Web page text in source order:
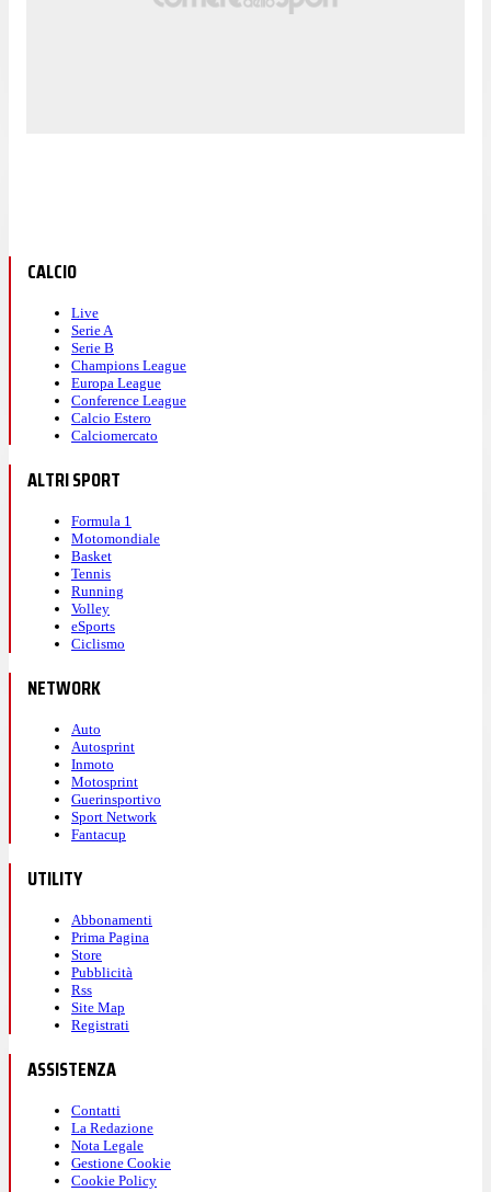
CALCIO
Live
Serie A
Serie B
Champions League
Europa League
Conference League
Calcio Estero
Calciomercato
ALTRI SPORT
Formula 1
Motomondiale
Basket
Tennis
Running
Volley
eSports
Ciclismo
NETWORK
Auto
Autosprint
Inmoto
Motosprint
Guerinsportivo
Sport Network
Fantacup
UTILITY
Abbonamenti
Prima Pagina
Store
Pubblicità
Rss
Site Map
Registrati
ASSISTENZA
Contatti
La Redazione
Nota Legale
Gestione Cookie
Cookie Policy